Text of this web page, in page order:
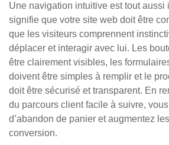
Une navigation intuitive est tout aussi
signifie que votre site web doit être
que les visiteurs comprennent
déplacer et interagir avec lui. Les
être clairement visibles, les
doivent être simples à remplir et le
doit être sécurisé et transparent. En
du parcours client facile à suivre,
d’abandon de panier et augmentez
conversion.